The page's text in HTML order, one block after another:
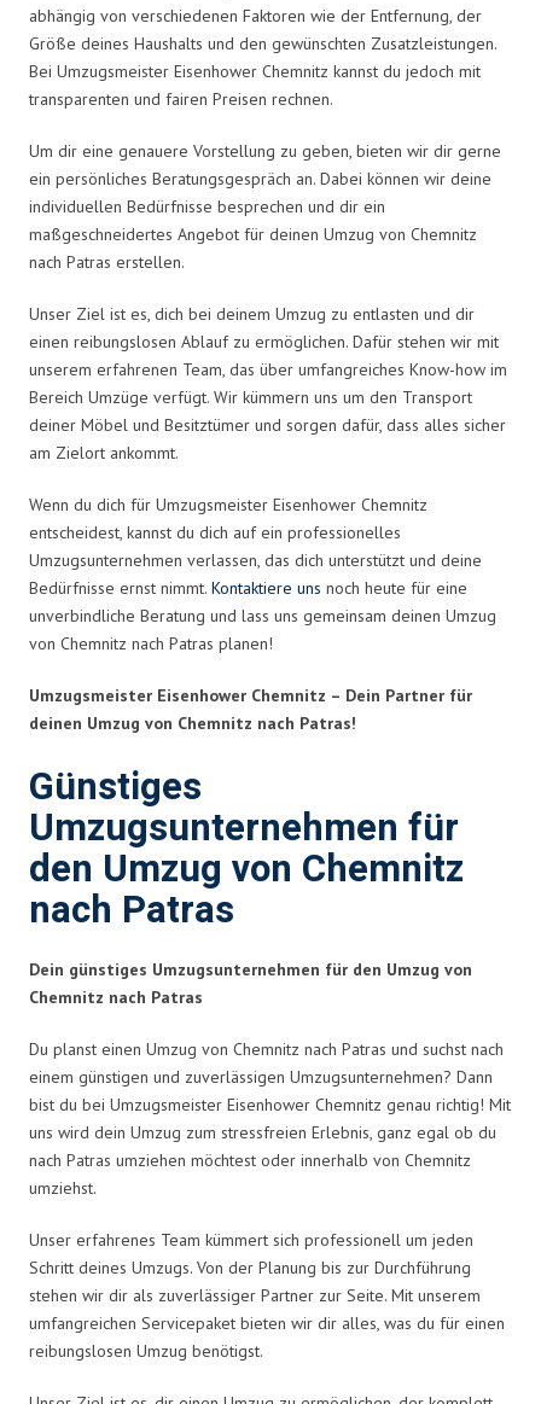
abhängig von verschiedenen Faktoren wie der Entfernung, der
Größe deines Haushalts und den gewünschten Zusatzleistungen.
Bei Umzugsmeister Eisenhower Chemnitz kannst du jedoch mit
transparenten und fairen Preisen rechnen.
Um dir eine genauere Vorstellung zu geben, bieten wir dir gerne
ein persönliches Beratungsgespräch an. Dabei können wir deine
individuellen Bedürfnisse besprechen und dir ein
maßgeschneidertes Angebot für deinen Umzug von Chemnitz
nach Patras erstellen.
Unser Ziel ist es, dich bei deinem Umzug zu entlasten und dir
einen reibungslosen Ablauf zu ermöglichen. Dafür stehen wir mit
unserem erfahrenen Team, das über umfangreiches Know-how im
Bereich Umzüge verfügt. Wir kümmern uns um den Transport
deiner Möbel und Besitztümer und sorgen dafür, dass alles sicher
am Zielort ankommt.
Wenn du dich für Umzugsmeister Eisenhower Chemnitz
entscheidest, kannst du dich auf ein professionelles
Umzugsunternehmen verlassen, das dich unterstützt und deine
Bedürfnisse ernst nimmt. Kontaktiere uns noch heute für eine
unverbindliche Beratung und lass uns gemeinsam deinen Umzug
von Chemnitz nach Patras planen!
Umzugsmeister Eisenhower Chemnitz – Dein Partner für
deinen Umzug von Chemnitz nach Patras!
Günstiges
Umzugsunternehmen für
den Umzug von Chemnitz
nach Patras
Dein günstiges Umzugsunternehmen für den Umzug von
Chemnitz nach Patras
Du planst einen Umzug von Chemnitz nach Patras und suchst nach
einem günstigen und zuverlässigen Umzugsunternehmen? Dann
bist du bei Umzugsmeister Eisenhower Chemnitz genau richtig! Mit
uns wird dein Umzug zum stressfreien Erlebnis, ganz egal ob du
nach Patras umziehen möchtest oder innerhalb von Chemnitz
umziehst.
Unser erfahrenes Team kümmert sich professionell um jeden
Schritt deines Umzugs. Von der Planung bis zur Durchführung
stehen wir dir als zuverlässiger Partner zur Seite. Mit unserem
umfangreichen Servicepaket bieten wir dir alles, was du für einen
reibungslosen Umzug benötigst.